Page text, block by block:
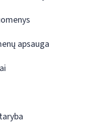
apsauga